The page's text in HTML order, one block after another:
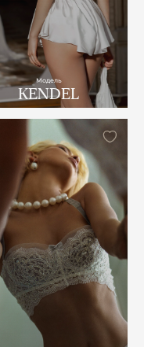
Модель
KENDEL